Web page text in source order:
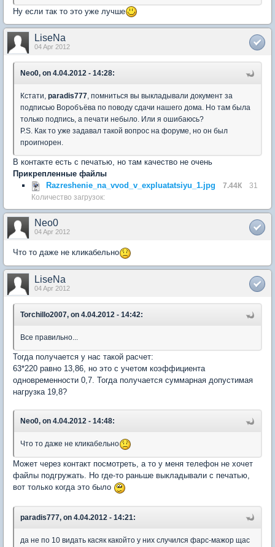
Ну если так то это уже лучше
LiseNa
04 Apr 2012
Neo0, on 4.04.2012 - 14:28:
Кстати, paradis777, помниться вы выкладывали документ за
подписью Воробъёва по поводу сдачи нашего дома. Но там была
только подпись, а печати небыло. Или я ошибаюсь?
P.S. Как то уже задавал такой вопрос на форуме, но он был
проигнорен.
В контакте есть с печатью, но там качество не очень
Прикрепленные файлы
Razreshenie_na_vvod_v_expluatatsiyu_1.jpg
7.44К
31
Количество загрузок:
Neo0
04 Apr 2012
Что то даже не кликабельно
LiseNa
04 Apr 2012
Torchillo2007, on 4.04.2012 - 14:42:
Все правильно...
Тогда получается у нас такой расчет:
63*220 равно 13,86, но это с учетом коэффициента
одновременности 0,7. Тогда получается суммарная допустимая
нагрузка 19,8?
Neo0, on 4.04.2012 - 14:48:
Что то даже не кликабельно
Может через контакт посмотреть, а то у меня телефон не хочет
файлы подгружать. Но где-то раньше выкладывали с печатью,
вот только когда это было
paradis777, on 4.04.2012 - 14:21:
да не по 10 видать касяк какойто у них случился фарс-мажор щас